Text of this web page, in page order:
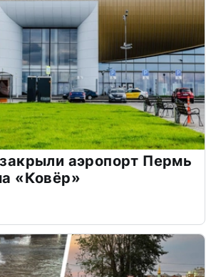
аэропорт Пермь
«Ковёр»